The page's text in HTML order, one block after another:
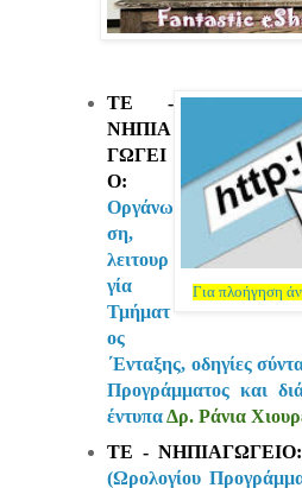
Για πλοήγηση
ΤΕ -
ΝΗΠΙΑ
ΓΩΓΕΙ
Ο:
Οργάνω
ση,
λειτουρ
γία
Τμήματ
ος
΄Ενταξης, οδηγίες
Προγράμματος και
έντυπαΔρ. Ράνια
ΤΕ - ΝΗΠΙΑΓΩΓΕΙΟ:
(Ωρολογίου